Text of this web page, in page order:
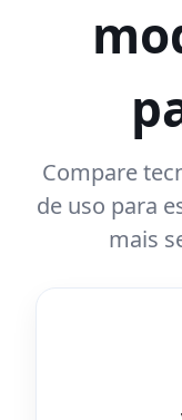
Compare
de uso para
mais